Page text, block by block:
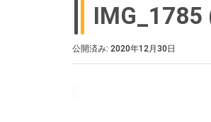
IMG_1785
公開済み: 2020年12月30日